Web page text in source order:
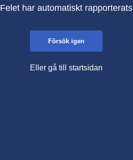
Felet har automatiskt rapporterats
Försök igen
Eller gå till startsidan